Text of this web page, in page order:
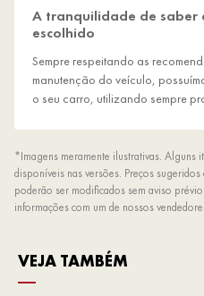
A tranquilidade de
escolhido
Sempre respeitando as
manutenção do veículo,
o seu carro, utilizando sempre
*Imagens meramente ilustrativas. Alguns
disponíveis nas versões. Preços
poderão ser modificados sem aviso
informações com um de nossos
VEJA TAMBÉM